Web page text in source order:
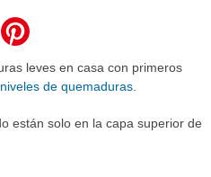
leves en casa con primeros
niveles de quemaduras
están solo en la capa superior de